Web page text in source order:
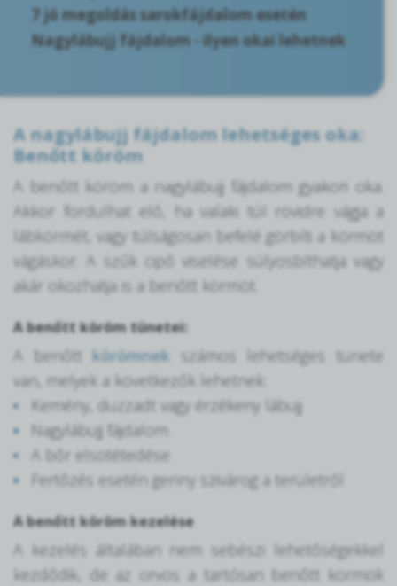
7 jó megoldás sarokfájdalom esetén
Nagylábujj fájdalom - ilyen okai lehetnek
A nagylábujj fájdalom lehetséges oka:
Benőtt köröm
A benőtt köröm a nagylábujj fájdalom gyakori oka.
Akkor fordulhat elő, ha valaki túl rövidre vágja a
lábkörmét, vagy túlságosan befelé görbíti a körmöt
vágáskor. A szűk cipő viselése súlyosbíthatja vagy
akár okozhatja is a benőtt körmöt.
A benőtt köröm tünetei:
A benőttkörömnek számos lehetséges tünete
van, melyek a következők lehetnek:
Kemény, duzzadt vagy érzékeny lábujj
Nagylábujj fájdalom
A bőr elsötétedése
Fertőzés esetén genny szivárog a területről
A benőtt köröm kezelése
A kezelés általában nem sebészi lehetőségekkel
kezdődik, de az orvos a tartósan benőtt körmök